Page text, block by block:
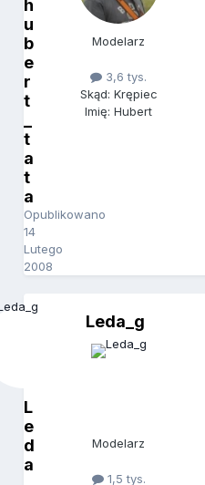
h
u
b
e
r
t
t
a
t
a
Opublikowano
14
Lutego
2008
Modelarz
3,6 tys.
Skąd: Krępiec
Imię: Hubert
L
e
d
a
Leda_g
Modelarz
1,5 tys.